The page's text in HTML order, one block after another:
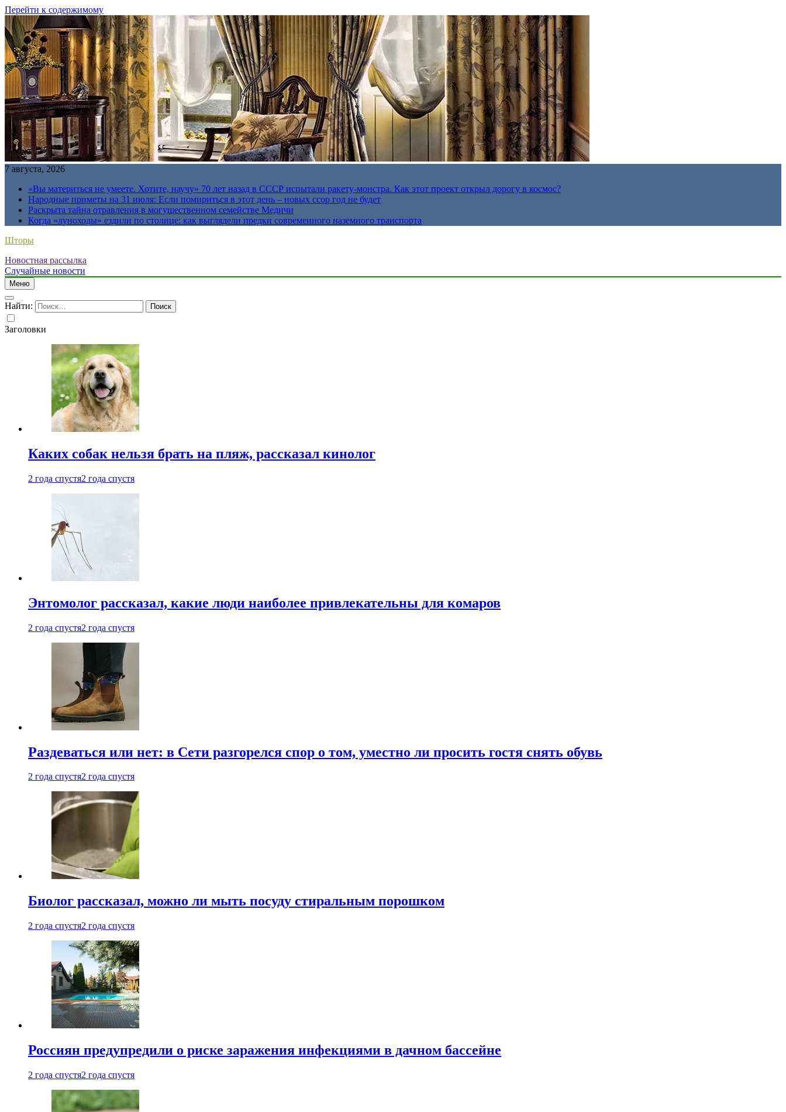
Перейти к содержимому
7 августа, 2026
«Вы материться не умеете. Хотите, научу» 70 лет назад в СССР испытали ракету-монстра. Как этот проект открыл дорогу в космос?
Народные приметы на 31 июля: Если помириться в этот день – новых ссор год не будет
Раскрыта тайна отравления в могущественном семействе Медичи
Когда «луноходы» ездили по столице: как выглядели предки современного наземного транспорта
Шторы
Новостная рассылка
Случайные новости
Меню
Найти:
Заголовки
Каких собак нельзя брать на пляж, рассказал кинолог
2 года спустя2 года спустя
Энтомолог рассказал, какие люди наиболее привлекательны для комаров
2 года спустя2 года спустя
Раздеваться или нет: в Сети разгорелся спор о том, уместно ли просить гостя снять обувь
2 года спустя2 года спустя
Биолог рассказал, можно ли мыть посуду стиральным порошком
2 года спустя2 года спустя
Россиян предупредили о риске заражения инфекциями в дачном бассейне
2 года спустя2 года спустя